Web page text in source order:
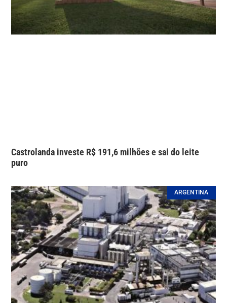
Castrolanda investe R$ 191,6 milhões e sai do leite
puro
ARGENTINA